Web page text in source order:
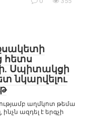
հետս
Սպիտակցի
նկարվելու
աղմկոտ թեմա
ազդել է երգչի